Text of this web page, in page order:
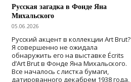
Русская загадка в Фонде Яна
Михальского
05.06.2026
Русский акцент в коллекции Art Brut?
Я совершенно не ожидала
обнаружить его на выставке Écrits
d’Art Brut в Фонде Яна Михальского.
Все началось с листка бумаги,
датированного декабрем 1938 года,